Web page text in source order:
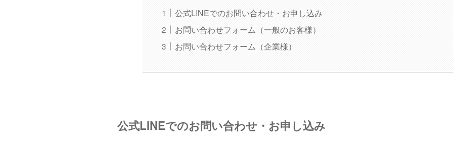
公式LINEでのお問い合わせ・お申し込み
お問い合わせフォーム（一般のお客様）
お問い合わせフォーム（企業様）
公式LINEでのお問い合わせ・お申し込み